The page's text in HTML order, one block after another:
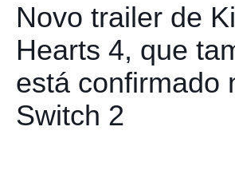
Novo trailer de
Hearts 4, que
está confirmado
Switch 2